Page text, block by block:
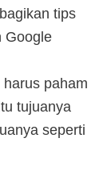
tips
Google
paham
tujuanya
seperti